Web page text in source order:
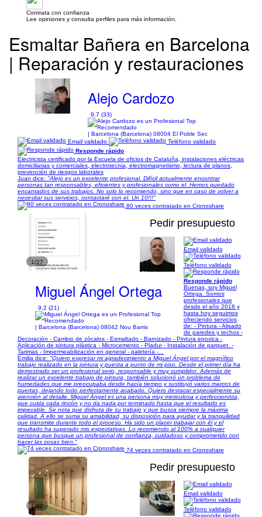
Contrata con confianza
Lee opiniones y consulta perfiles para más información.
Esmaltar Bañera en Barcelona
| Reparación y restauraciones
Alejo Cardozo
9,7 (33)
| Barcelona (Barcelona) 08004 El Poble Sec
Email validado
Teléfono validado
Responde rápido
Electricista certificado por la Escuela de oficios de Cataluña, instalaciones eléctricas
domiciliarias y comerciales, electrotecnia, electromagnetismo, lectura de planos,
prevención de riesgos laborales
Juan dice: "Alejo es un excelente profesional. Difícil actualmente encontrar
personas tan responsables, eficientes y profesionales como el. Hemos quedado
encantados de sus trabajos. No solo lo recomiendo, sino que en caso de volver a
necesitar sus servicios, contactaré con el. Un 10!!!"
80 veces contratado en Cronoshare
1/27
Pedir presupuesto
Miguel Ángel Ortega
9,2 (21)
| Barcelona (Barcelona) 08042 Nou Barris
Email validado
Teléfono validado
Responde rápido
Buenas, soy Miguel
Ortega. Somos
profesionales que
desde el año 2018 y
hasta hoy seguimos
ofreciendo servicios
de: - Pintura - Alisado
de paredes y techos -
Decoración - Cambio de zócalos - Esmaltado - Barnizado - Pintura epoxica -︎︎
Aplicación de pintura plástica - Microcemento - Pladur - Instalación de parquet. -
Tarimas - Impermeabilización en general - paletería -...
Emilia dice: "Quiero expresar mi agradecimiento a Miguel Ángel por el magnífico
trabajo realizado en la pintura y puesta a punto de mi piso. Desde el primer día ha
demostrado ser un profesional serio, responsable y muy cumplidor. Además de
realizar un excelente trabajo de pintura, también solucionó un problema de
humedades que me preocupaba desde hacía tiempo y sustituyó varios marcos de
puertas, dejando todo perfectamente acabado. Quiero destacar especialmente su
atención al detalle. Miguel Ángel es una persona muy meticulosa y perfeccionista,
que cuida cada rincón y no da nada por terminado hasta que el resultado es
impecable. Se nota que disfruta de su trabajo y que busca siempre la máxima
calidad. A ello se suma su amabilidad, su disposición para ayudar y la tranquilidad
que transmite durante todo el proceso. Ha sido un placer trabajar con él y el
resultado ha superado mis expectativas. Lo recomiendo al 100% a cualquier
persona que busque un profesional de confianza, cuidadoso y comprometido con
hacer las cosas bien."
74 veces contratado en Cronoshare
1/40
Pedir presupuesto
Email validado
Teléfono validado